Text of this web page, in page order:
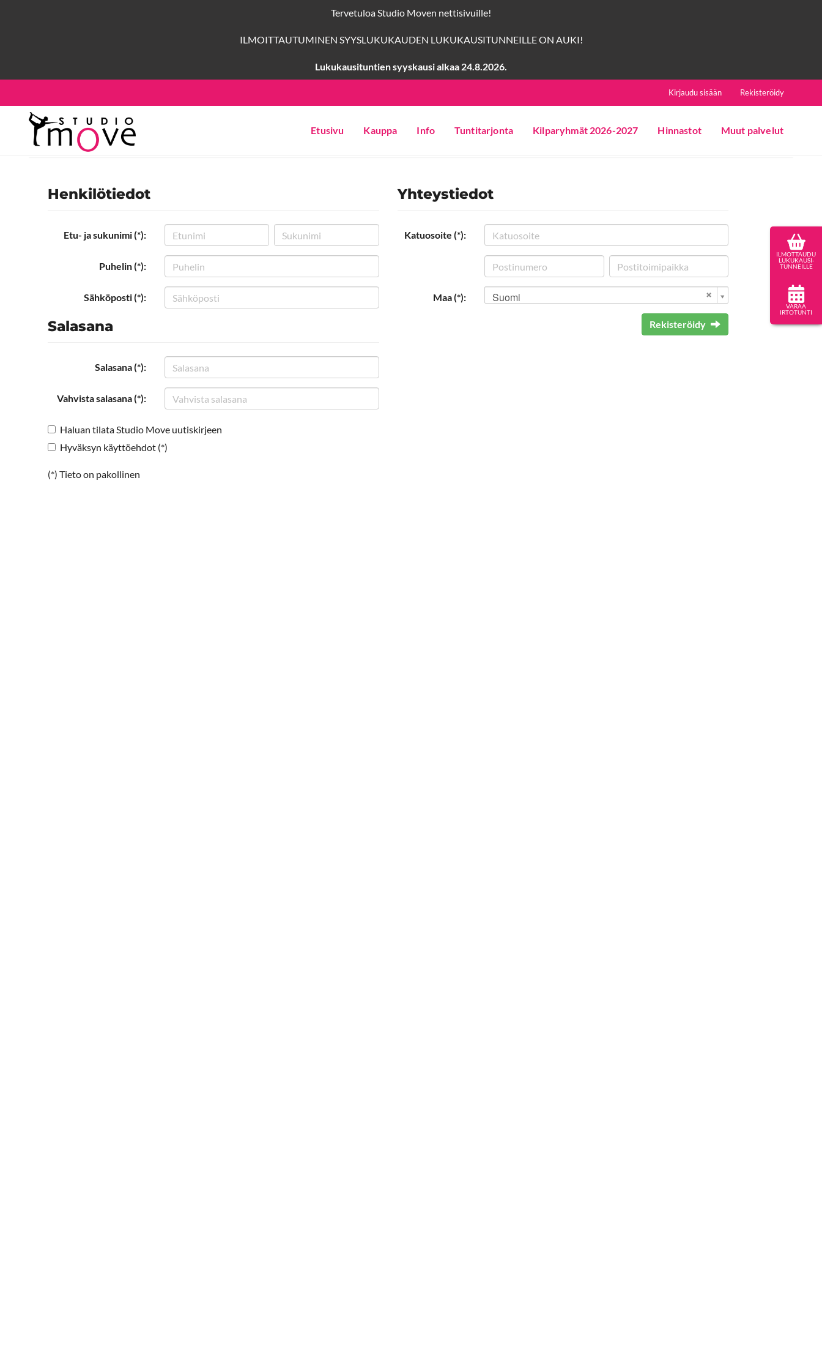
Tervetuloa Studio Moven nettisivuille!
ILMOITTAUTUMINEN SYYSLUKUKAUDEN LUKUKAUSITUNNEILLE ON AUKI!
Lukukausituntien syyskausi alkaa 24.8.2026.
Kirjaudu sisään Rekisteröidy
Etusivu Kauppa Info Tuntitarjonta Kilparyhmät 2026-2027 Hinnastot Muut palvelut
ILMOTTAUDU
LUKUKAUSI-
TUNNEILLE
VARAA
IRTOTUNTI
Henkilötiedot
Etu- ja sukunimi (*):
Puhelin (*):
Sähköposti (*):
Salasana
Salasana (*):
Vahvista salasana (*):
Yhteystiedot
Katuosoite (*):
Maa (*): Suomi
Rekisteröidy
Haluan tilata Studio Move uutiskirjeen
Hyväksyn käyttöehdot (*)
(*) Tieto on pakollinen